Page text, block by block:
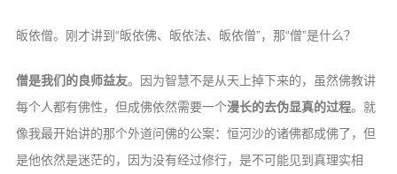
教理研究
寺院巡览
皈依僧。刚才讲到“皈依佛、皈依法、皈依僧”，那“僧”是什么？
僧是我们的良师益友。因为智慧不是从天上掉下来的，虽然佛教讲
每个人都有佛性，但成佛依然需要一个漫长的去伪显真的过程。就
像我最开始讲的那个外道问佛的公案：恒河沙的诸佛都成佛了，但
是他依然是迷茫的，因为没有经过修行，是不可能见到真理实相